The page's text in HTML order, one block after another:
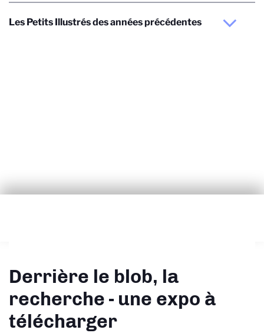
Les Petits Illustrés des années précédentes
Derrière le blob, la
recherche - une expo à
télécharger